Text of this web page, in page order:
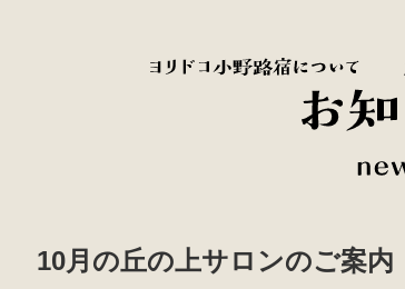
10月の丘の上サロンのご案内